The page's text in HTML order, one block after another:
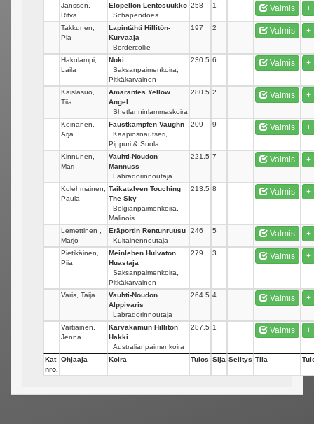
Jansson,
Ritva
Elopellon Lentosuukko
Schapendoes
258 1 Valmis +
Takkunen,
Pia
Lapintähti Hillitön-
Kurvaaja
Bordercollie
197 2 Valmis +
Hakolampi,
Laila
Noki
Saksanpaimenkoira,
Pitkäkarvainen
230.5 6 Valmis +
Kaislasuo,
Tiia
Amarantes Yellow
Angel
Shetlanninlammaskoira
280.5 2 Valmis +
Keinänen,
Arja
Faustkämpfen Vaughn
Kääpiösnautseri,
Pippuri & Suola
209 9 Valmis +
Kinnunen,
Mari
Vauhti-Noudon
Mannuss
Labradorinnoutaja
221.5 7 Valmis +
Kolehmainen,
Paula
Taikatalven Touching
The Sky
Belgianpaimenkoira,
Malinois
213.5 8 Valmis +
Lemettinen ,
Marjo
Eräportin Rentunruusu
Kultainennoutaja
246 5 Valmis +
Pietikäinen,
Piia
Meinleben Hulvaton
Huastaja
Saksanpaimenkoira,
Pitkäkarvainen
279 3 Valmis +
Varis, Taija
Vauhti-Noudon
Alppivaris
Labradorinnoutaja
264.5 4 Valmis +
Vartiainen,
Jenna
Karvakamun Hillitön
Hakki
Australianpaimenkoira
287.5 1 Valmis +
Kat
nro.
Ohjaaja Koira Tulos Sija Selitys Tila